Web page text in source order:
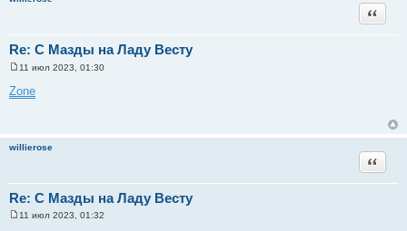
и
Re: С Мазды на Ладу Весту
Цитата
о
н
и
11 июл 2023, 01:30
Zone
willierose
Re: С Мазды на Ладу Весту
Цитата
11 июл 2023, 01:32